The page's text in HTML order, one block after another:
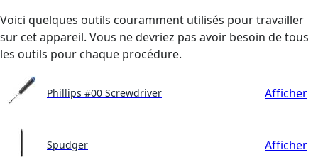
Voici quelques outils couramment utilisés pour travailler
sur cet appareil. Vous ne devriez pas avoir besoin de tous
les outils pour chaque procédure.
Phillips #00 Screwdriver Afficher
Spudger Afficher